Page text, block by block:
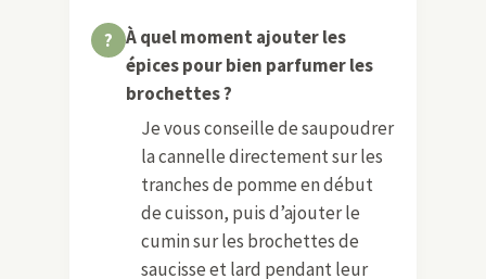
À quel moment ajouter les
épices pour bien parfumer les
brochettes ?
Je vous conseille de saupoudrer
la cannelle directement sur les
tranches de pomme en début
de cuisson, puis d’ajouter le
cumin sur les brochettes de
saucisse et lard pendant leur